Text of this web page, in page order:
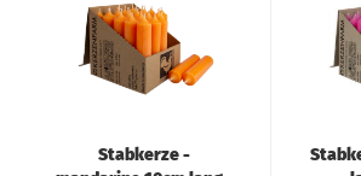
Stabkerze -